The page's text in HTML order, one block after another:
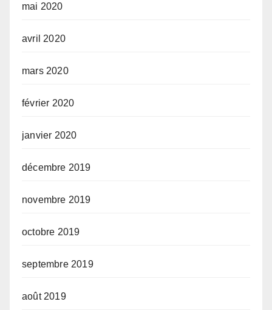
mai 2020
avril 2020
mars 2020
février 2020
janvier 2020
décembre 2019
novembre 2019
octobre 2019
septembre 2019
août 2019